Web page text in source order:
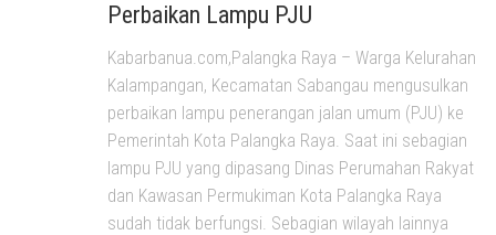
Perbaikan Lampu PJU
Kabarbanua.com,Palangka Raya – Warga Kelurahan
Kalampangan, Kecamatan Sabangau mengusulkan
perbaikan lampu penerangan jalan umum (PJU) ke
Pemerintah Kota Palangka Raya. Saat ini sebagian
lampu PJU yang dipasang Dinas Perumahan Rakyat
dan Kawasan Permukiman Kota Palangka Raya
sudah tidak berfungsi. Sebagian wilayah lainnya